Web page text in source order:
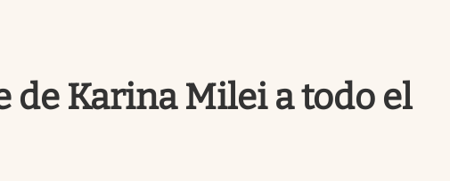
Karina Milei a todo el